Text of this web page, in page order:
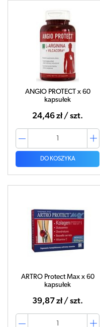
ANGIO PROTECT x 60
kapsułek
24,46 zł / szt.
DO KOSZYKA
ARTRO Protect Max x 60
kapsułek
39,87 zł / szt.